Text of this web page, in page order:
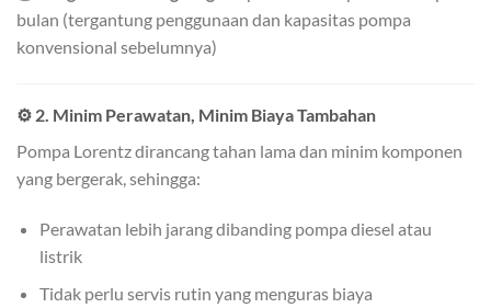
bulan (tergantung penggunaan dan kapasitas pompa
konvensional sebelumnya)
⚙️ 2. Minim Perawatan, Minim Biaya Tambahan
Pompa Lorentz dirancang tahan lama dan minim komponen
yang bergerak, sehingga:
Perawatan lebih jarang dibanding pompa diesel atau
listrik
Tidak perlu servis rutin yang menguras biaya